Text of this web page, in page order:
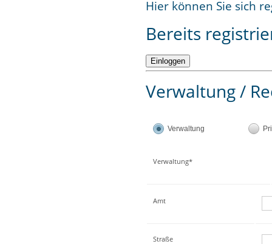
Hier können Sie sich
Bereits
Verwaltung /
Verwaltung
Verwaltung*
Amt
Straße